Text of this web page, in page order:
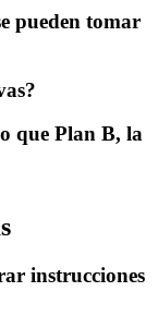
pueden tomar
que Plan B, la
instrucciones